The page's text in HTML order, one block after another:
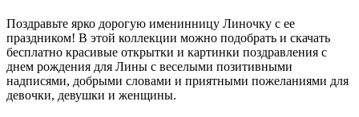
Поздравьте ярко дорогую именинницу Линочку с ее
праздником! В этой коллекции можно подобрать и скачать
бесплатно красивые открытки и картинки поздравления с
днем рождения для Лины с веселыми позитивными
надписями, добрыми словами и приятными пожеланиями для
девочки, девушки и женщины.